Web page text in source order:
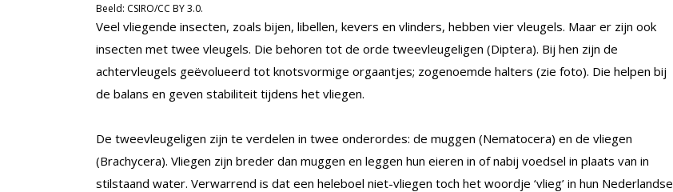
Beeld: CSIRO/CC BY 3.0.
Veel vliegende insecten, zoals bijen, libellen, kevers en vlinders, hebben vier vleugels. Maar er zijn ook
insecten met twee vleugels. Die behoren tot de orde tweevleugeligen (Diptera). Bij hen zijn de
achtervleugels geëvolueerd tot knotsvormige orgaantjes; zogenoemde halters (zie foto). Die helpen bij
de balans en geven stabiliteit tijdens het vliegen.
De tweevleugeligen zijn te verdelen in twee onderordes: de muggen (Nematocera) en de vliegen
(Brachycera). Vliegen zijn breder dan muggen en leggen hun eieren in of nabij voedsel in plaats van in
stilstaand water. Verwarrend is dat een heleboel niet-vliegen toch het woordje ‘vlieg’ in hun Nederlandse